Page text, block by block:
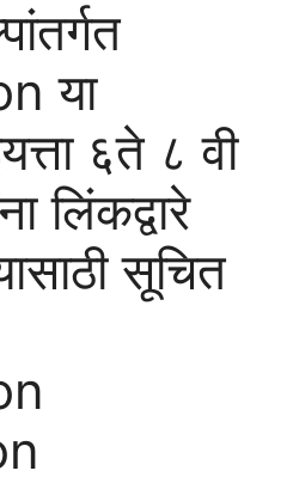
या
६ते ८ वी
लिंकद्वारे
सूचित